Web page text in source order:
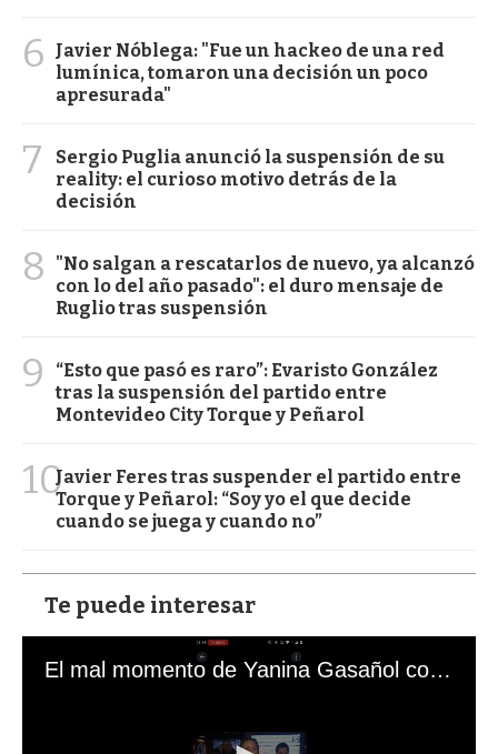
6
Javier Nóblega: "Fue un hackeo de una red
lumínica, tomaron una decisión un poco
apresurada"
7
Sergio Puglia anunció la suspensión de su
reality: el curioso motivo detrás de la
decisión
8
"No salgan a rescatarlos de nuevo, ya alcanzó
con lo del año pasado": el duro mensaje de
Ruglio tras suspensión
9
“Esto que pasó es raro”: Evaristo González
tras la suspensión del partido entre
Montevideo City Torque y Peñarol
10Javier Feres tras suspender el partido entre
Torque y Peñarol: “Soy yo el que decide
cuando se juega y cuando no”
Te puede interesar
El mal momento de Yanina Gasañol con un hincha argentino en "Subrayado"